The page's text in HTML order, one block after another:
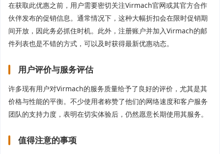
在获取此优惠之前，用户需要密切关注Virmach官网或其官方合作
伙伴发布的促销信息。通常情况下，这种大幅折扣会在限时促销期
间开放，因此务必抓住时机。此外，注册账户并加入Virmach的邮
件列表也是不错的方式，可以及时获得最新优惠动态。
用户评价与服务评估
许多现有用户对Virmach的服务质量给予了良好的评价，尤其是其
价格与性能的平衡。不少使用者称赞了他们的网络速度和客户服务
团队的支持力度，表明在切实体验后，仍然愿意长期使用其服务。
值得注意的事项